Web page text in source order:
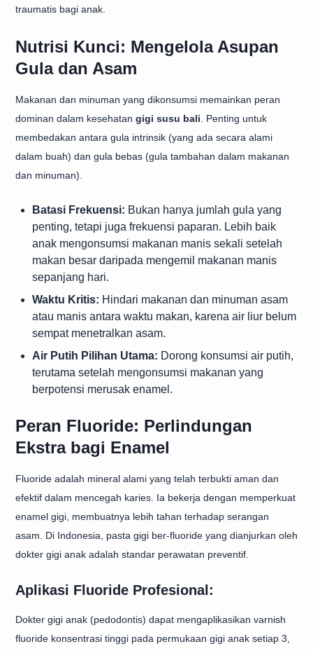
traumatis bagi anak.
Nutrisi Kunci: Mengelola Asupan
Gula dan Asam
Makanan dan minuman yang dikonsumsi memainkan peran
dominan dalam kesehatan gigi susu bali . Penting untuk
membedakan antara gula intrinsik (yang ada secara alami
dalam buah) dan gula bebas (gula tambahan dalam makanan
dan minuman).
Batasi Frekuensi: Bukan hanya jumlah gula yang
penting, tetapi juga frekuensi paparan. Lebih baik
anak mengonsumsi makanan manis sekali setelah
makan besar daripada mengemil makanan manis
sepanjang hari.
Waktu Kritis: Hindari makanan dan minuman asam
atau manis antara waktu makan, karena air liur belum
sempat menetralkan asam.
Air Putih Pilihan Utama: Dorong konsumsi air putih,
terutama setelah mengonsumsi makanan yang
berpotensi merusak enamel.
Peran Fluoride: Perlindungan
Ekstra bagi Enamel
Fluoride adalah mineral alami yang telah terbukti aman dan
efektif dalam mencegah karies. Ia bekerja dengan memperkuat
enamel gigi, membuatnya lebih tahan terhadap serangan
asam. Di Indonesia, pasta gigi ber-fluoride yang dianjurkan oleh
dokter gigi anak adalah standar perawatan preventif.
Aplikasi Fluoride Profesional:
Dokter gigi anak (pedodontis) dapat mengaplikasikan varnish
fluoride konsentrasi tinggi pada permukaan gigi anak setiap 3,